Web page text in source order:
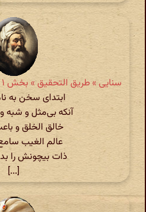
سنایی » طریق التحقیق » بخش ۱ - بسم الله الرحمن الرحیم
ابتدای سخن به
آنکه بی‌مثل و
خالق الخلق و
عالم الغیب
ذات بیچونش را
[...]